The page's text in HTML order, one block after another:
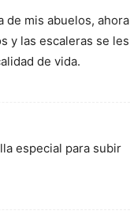
de mis abuelos, ahora
y las escaleras se les
de vida.
especial para subir